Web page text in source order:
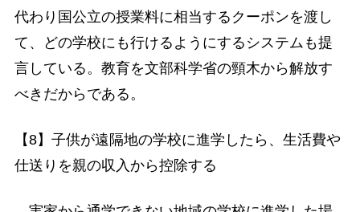
代わり国公立の授業料に相当するクーポンを渡し
て、どの学校にも行けるようにするシステムも提
言している。教育を文部科学省の頸木から解放す
べきだからである。
【8】子供が遠隔地の学校に進学したら、生活費や
仕送りを親の収入から控除する